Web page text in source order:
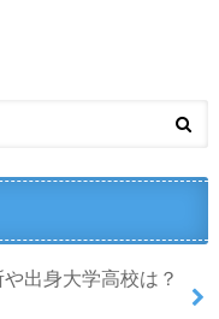
出身大学高校は？